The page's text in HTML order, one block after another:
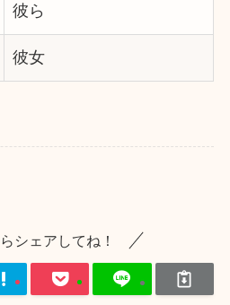
彼ら
彼女
シェアしてね！